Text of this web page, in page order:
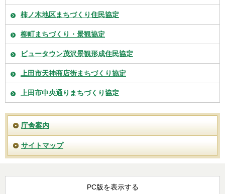
柿ノ木地区まちづくり住民協定
柳町まちづくり・景観協定
ビュータウン茂沢景観形成住民協定
上田市天神商店街まちづくり協定
上田市中央通りまちづくり協定
庁舎案内
サイトマップ
PC版を表示する